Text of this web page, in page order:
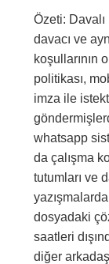
Özeti: Davalı
davacı ve
koşullarının
politikası,
imza ile
whatsapp
da çalışma
tutumları ve
dosyadaki
saatleri
diğer